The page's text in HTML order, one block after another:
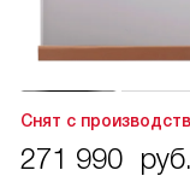
Снят с
271 990 руб.